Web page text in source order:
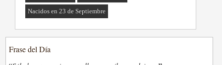
Nacidos en 23 de Septiembre
Frase del Día